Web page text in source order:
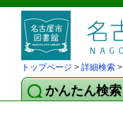
トップページ > 詳細検索 >
かんたん検索